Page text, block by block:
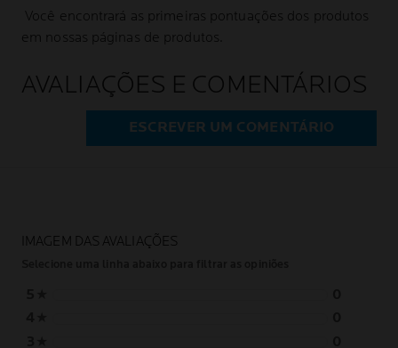
Você encontrará as primeiras pontuações dos produtos
em nossas páginas de produtos.
AVALIAÇÕES E COMENTÁRIOS
ESCREVER UM COMENTÁRIO
IMAGEM DAS AVALIAÇÕES